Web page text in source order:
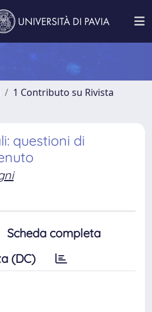
1 Contributo su Rivista
questioni di
Scheda completa
(DC)